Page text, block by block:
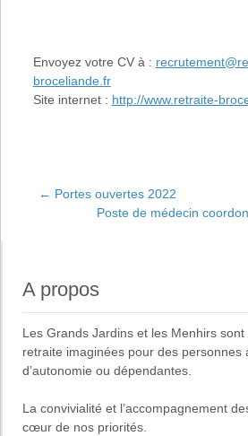
Envoyez votre CV à :
broceliande.fr
Site internet : http://www.retraite-
l'article
← Portes ouvertes 2022
Poste de médecin
A propos
LesGrands Jardins et les Menhirs sont
retraite imaginées pour des personnes
d’autonomie ou dépendantes
Laconvivialité et l’accompagnement
cœur de nos priorités.